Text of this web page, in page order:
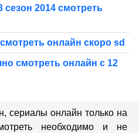
сезон 2014 смотреть
онлайн скоро sd
смотреть онлайн с 12
сериалы онлайн только на
необходимо и не